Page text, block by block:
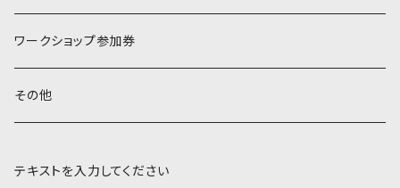
ワークショップ参加券
その他
テキストを入力してください